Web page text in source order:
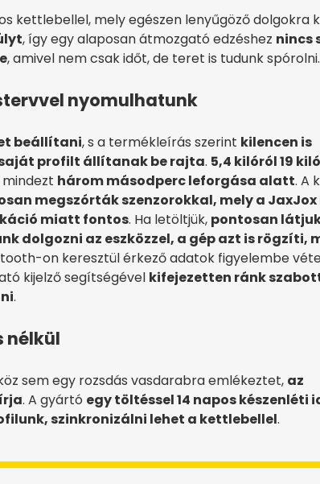
kettlebellel, mely egészen lenyűgöző dolgokra
, így egy alaposan átmozgató edzéshez nincs
, amivel nem csak időt, de teret is tudunk spórolni.
nyomulhatunk
beállítani, s a termékleírás szerint kilencen is
profilt állítanak be rajta. 5,4 kilóról 19
mindezt három másodperc leforgása alatt. A
megszórták szenzorokkal, mely a
miatt fontos. Ha letöltjük, pontosan
dolgozni az eszközzel, a gép azt is rögzíti,
on keresztül érkező adatok figyelembe
kijelző segítségével kifejezetten ránk
.
nélkül
sem egy rozsdás vasdarabra emlékeztet, az
. A gyártó egy töltéssel 14 napos készenléti
szinkronizálni lehet a kettlebellel.